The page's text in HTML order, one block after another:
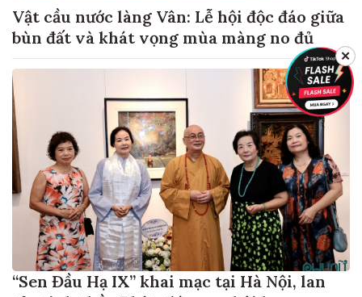
Vật cầu nước làng Vân: Lễ hội độc đáo giữa
bùn đất và khát vọng mùa màng no đủ
“Sen Đầu Hạ IX” khai mạc tại Hà Nội, lan
✕